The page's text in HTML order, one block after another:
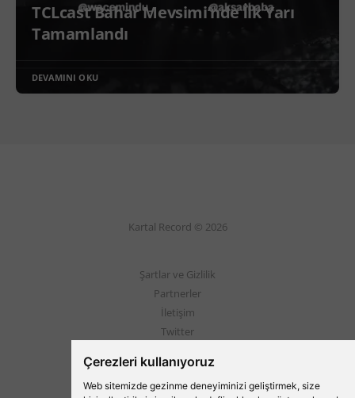
Çerezleri kullanıyoruz
Web sitemizde gezinme deneyiminizi geliştirmek, size
TCLcast Bahar Mevsimi’nde İlk Yarı
Tamamlandı
DEVAMINI OKU
Kartal Record © 2026
Şartlar ve Gizlilik
Partnerler
İletişim
Twitter